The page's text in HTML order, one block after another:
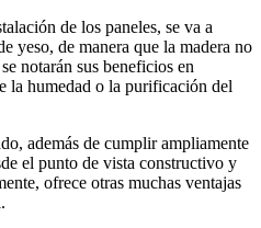
de los paneles, se va a
yeso, de manera que la madera no
notarán sus beneficios en
la humedad o la purificación del
además de cumplir ampliamente
el punto de vista constructivo y
ofrece otras muchas ventajas